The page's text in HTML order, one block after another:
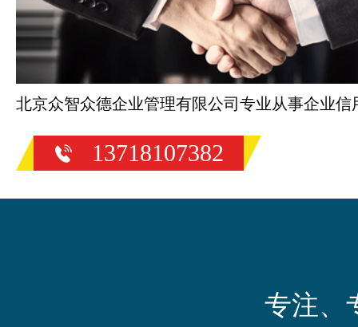
北京众智众德企业管理有限公司专业从事企业
13718107382
专注、